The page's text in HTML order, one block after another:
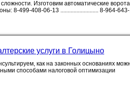
Изготовим автоматические
8-499-408-06-13 .......................... 8-964-
услуги в Голицыно
как на законных основаниях
способами налоговой оптимизации